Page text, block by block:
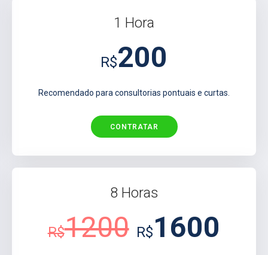
1 Hora
R$200
Recomendado para consultorias pontuais e curtas.
CONTRATAR
8 Horas
R$1200 R$1600